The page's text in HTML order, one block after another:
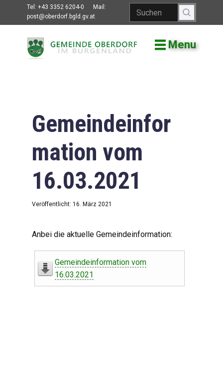
Tel: +43 3352 6204-0
Mail:
post@oberdorf.bgld.gv.at
Menu
Willkommen
Gemeindeamt
Gemeinderat
Bildung
Vereine
Leben in Oberdorf
Gemeindeinfor
mation vom
16.03.2021
Veröffentlicht: 16. März 2021
Anbei die aktuelle Gemeindeinformation:
Gemeindeinformation vom
16.03.2021